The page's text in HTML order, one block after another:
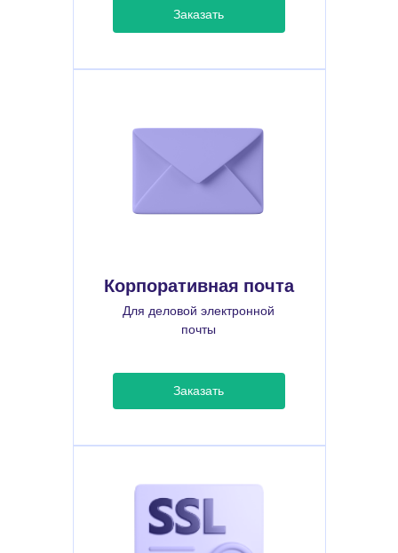
Заказать
Корпоративная почта
Для деловой электронной
почты
Заказать